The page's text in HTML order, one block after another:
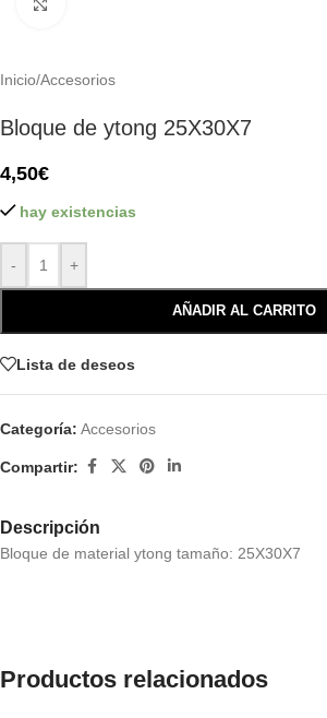
Inicio/Accesorios
Bloque de ytong 25X30X7
4,50€
hay existencias
- +
AÑADIR AL CARRITO
Lista de deseos
Categoría: Accesorios
Compartir:
Descripción
Bloque de material ytong tamaño: 25X30X7
Productos relacionados